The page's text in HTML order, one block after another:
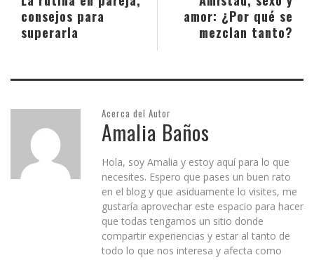
amor: ¿Por qué se
mezclan tanto?
consejos para
superarla
Acerca del Autor
Amalia Baños
Hola, soy Amalia y estoy aquí para lo que
necesites. Espero que pases un buen rato
en el blog y que asiduamente lo visites, me
gustaría aprovechar este espacio para hacer
que todas tengamos un sitio donde
compartir experiencias y estar al tanto de
todo lo que nos interesa y afecta como